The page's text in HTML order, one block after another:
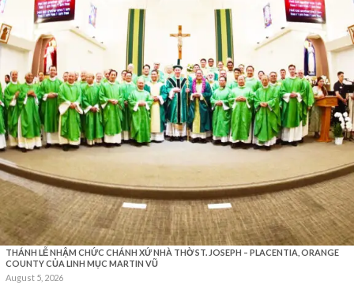
THÁNH LỄ NHẬM CHỨC CHÁNH XỨ NHÀ THỜ ST. JOSEPH – PLACENTIA, ORANGE
COUNTY CỦA LINH MỤC MARTIN VŨ
August 5, 2026